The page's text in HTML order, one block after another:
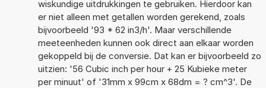
wiskundige uitdrukkingen te gebruiken. Hierdoor kan
er niet alleen met getallen worden gerekend, zoals
bijvoorbeeld '93 * 62 in3/h'. Maar verschillende
meeteenheden kunnen ook direct aan elkaar worden
gekoppeld bij de conversie. Dat kan er bijvoorbeeld zo
uitzien: '56 Cubic inch per hour + 25 Kubieke meter
per minuut' of '31mm x 99cm x 68dm = ? cm^3'. De